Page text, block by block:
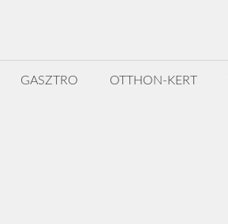
GASZTRO OTTHON-KERT